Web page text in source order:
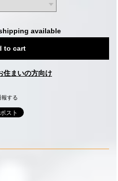
available
to cart
住まいの方向け
報する